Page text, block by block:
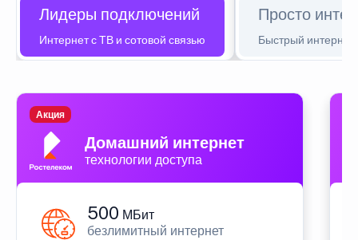
Лидеры подключений
Интернет с ТВ и сотовой связью
Просто
Быстрый интернет
Домашний интернет
технологии доступа
Акция
500 МБит
безлимитный интернет